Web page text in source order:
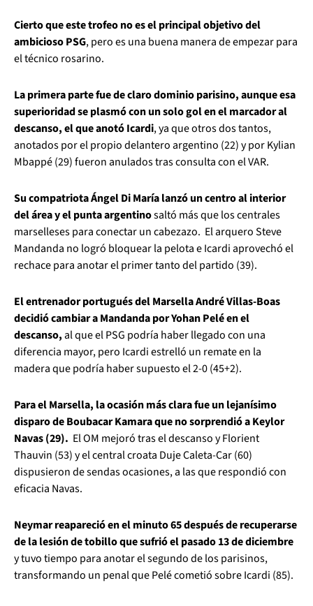
Cierto que este trofeo no es el principal objetivo del
ambicioso PSG, pero es una buena manera de empezar para
el técnico rosarino.
La primera parte fue de claro dominio parisino, aunque esa
superioridad se plasmó con un solo gol en el marcador al
descanso, el que anotó Icardi, ya que otros dos tantos,
anotados por el propio delantero argentino (22) y por Kylian
Mbappé (29) fueron anulados tras consulta con el VAR.
Su compatriota Ángel Di María lanzó un centro al interior
del área y el punta argentinosaltó más que los centrales
marselleses para conectar un cabezazo. El arquero Steve
Mandanda no logró bloquear la pelota e Icardi aprovechó el
rechace para anotar el primer tanto del partido (39).
El entrenador portugués del Marsella André Villas-Boas
decidió cambiar a Mandanda por Yohan Pelé en el
descanso,al que el PSG podría haber llegado con una
diferencia mayor, pero Icardi estrelló un remate en la
madera que podría haber supuesto el 2-0 (45+2).
Para el Marsella, la ocasión más clara fue un lejanísimo
disparo de Boubacar Kamara que no sorprendió a Keylor
Navas (29). El OM mejoró tras el descanso y Florient
Thauvin (53) y el central croata Duje Caleta-Car (60)
dispusieron de sendas ocasiones, a las que respondió con
eficacia Navas.
Neymar reapareció en el minuto 65 después de recuperarse
de la lesión de tobillo que sufrió el pasado 13 de diciembre
y tuvo tiempo para anotar el segundo de los parisinos,
transformando un penal que Pelé cometió sobre Icardi (85).